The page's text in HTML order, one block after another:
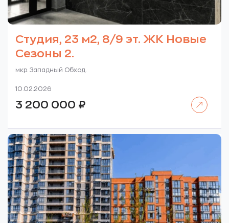
Студия, 23 м2, 8/9 эт. ЖК Новые
Сезоны 2.
мкр. Западный Обход.
10.02.2026
3 200 000 ₽